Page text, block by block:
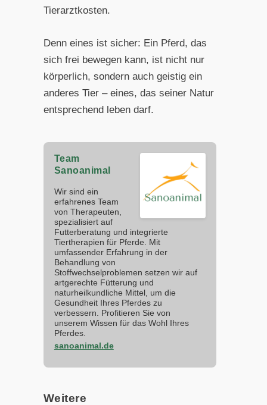
Tierarztkosten.
Denn eines ist sicher: Ein Pferd, das
sich frei bewegen kann, ist nicht nur
körperlich, sondern auch geistig ein
anderes Tier – eines, das seiner Natur
entsprechend leben darf.
Team
Sanoanimal
Wir sind ein
erfahrenes Team
von Therapeuten,
spezialisiert auf
Futterberatung und integrierte
Tiertherapien für Pferde. Mit
umfassender Erfahrung in der
Behandlung von
Stoffwechselproblemen setzen wir auf
artgerechte Fütterung und
naturheilkundliche Mittel, um die
Gesundheit Ihres Pferdes zu
verbessern. Profitieren Sie von
unserem Wissen für das Wohl Ihres
Pferdes.
sanoanimal.de
Weitere